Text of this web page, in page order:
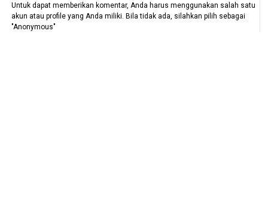
Untuk dapat memberikan komentar, Anda harus menggunakan salah satu
akun atau profile yang Anda miliki. Bila tidak ada, silahkan pilih sebagai
"Anonymous"